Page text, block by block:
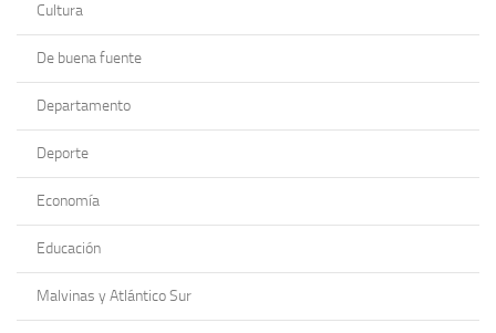
Cultura
De buena fuente
Departamento
Deporte
Economía
Educación
Malvinas y Atlántico Sur